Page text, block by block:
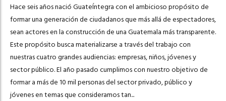
Hace seis años nació GuateÍntegra con el ambicioso propósito de
formar una generación de ciudadanos que más allá de espectadores,
sean actores en la construcción de una Guatemala más transparente.
Este propósito busca materializarse a través del trabajo con
nuestras cuatro grandes audiencias: empresas, niños, jóvenes y
sector público. El año pasado cumplimos con nuestro objetivo de
formar a más de 10 mil personas del sector privado, público y
jóvenes en temas que consideramos tan...